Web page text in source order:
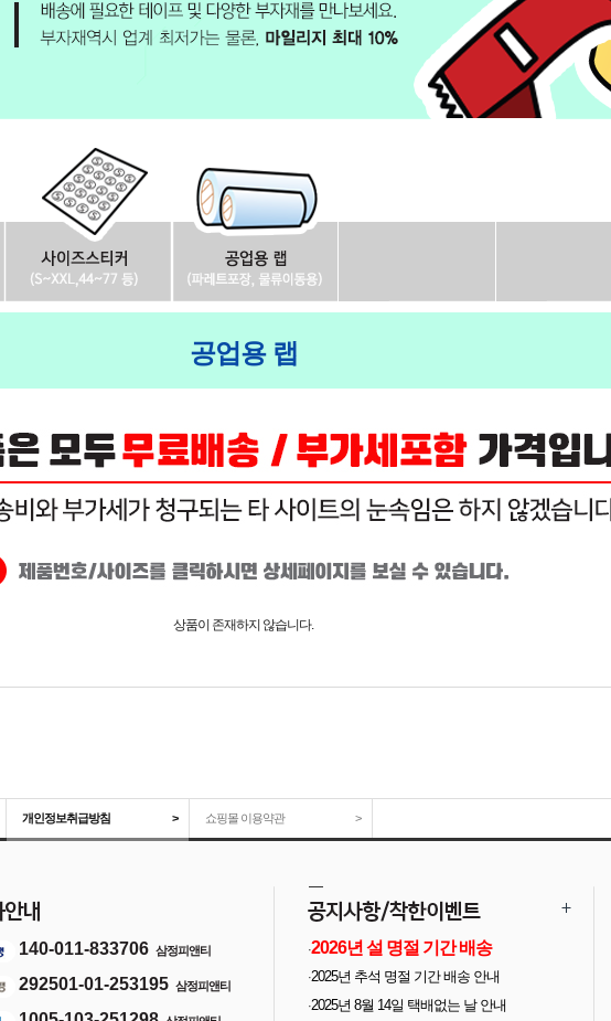
공업용 랩
상품이 존재하지 않습니다.
개인정보취급방침 > 쇼핑몰 이용약관 >
140-011-833706 삼정피앤티
292501-01-253195 삼정피앤티
·2026년 설 명절 기간 배송
안내
·2025년 추석 명절 기간 배송 안내
·2025년 8월 14일 택배없는 날 안내